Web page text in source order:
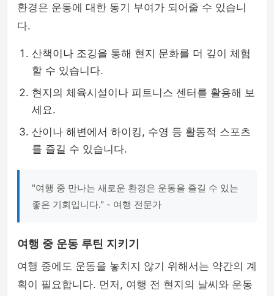
환경은 운동에 대한 동기 부여가 되어줄 수 있습니
다.
산책이나 조깅을 통해 현지 문화를 더 깊이 체험
할 수 있습니다.
현지의 체육시설이나 피트니스 센터를 활용해 보
세요.
산이나 해변에서 하이킹, 수영 등 활동적 스포츠
를 즐길 수 있습니다.
"여행 중 만나는 새로운 환경은 운동을 즐길 수 있는
좋은 기회입니다." - 여행 전문가
여행 중 운동 루틴 지키기
여행 중에도 운동을 놓치지 않기 위해서는 약간의 계
획이 필요합니다. 먼저, 여행 전 현지의 날씨와 운동